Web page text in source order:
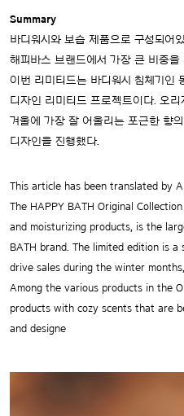
Summary
바디워시와 보습 제품으로 구성되어
해피바스 브랜드에서 가장 큰 비중
이번 리미티드는 바디워시 침체기인
디자인 리미티드 프로젝트이다. 오
겨울에 가장 잘 어울리는 포근한 향
디자인을 진행했다.
This article has been translated by
The HAPPY BATH Original
and moisturizing products, is the
BATH brand. The limited edition is
drive sales during the winter
Among the various products in the
products with cozy scents that are
and designe